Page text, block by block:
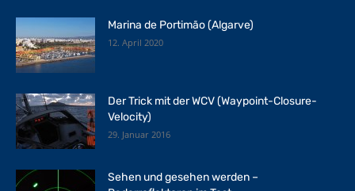
Marina de Portimão (Algarve)
12. April 2020
Der Trick mit der WCV (Waypoint-Closure-
Velocity)
29. Januar 2016
Sehen und gesehen werden –